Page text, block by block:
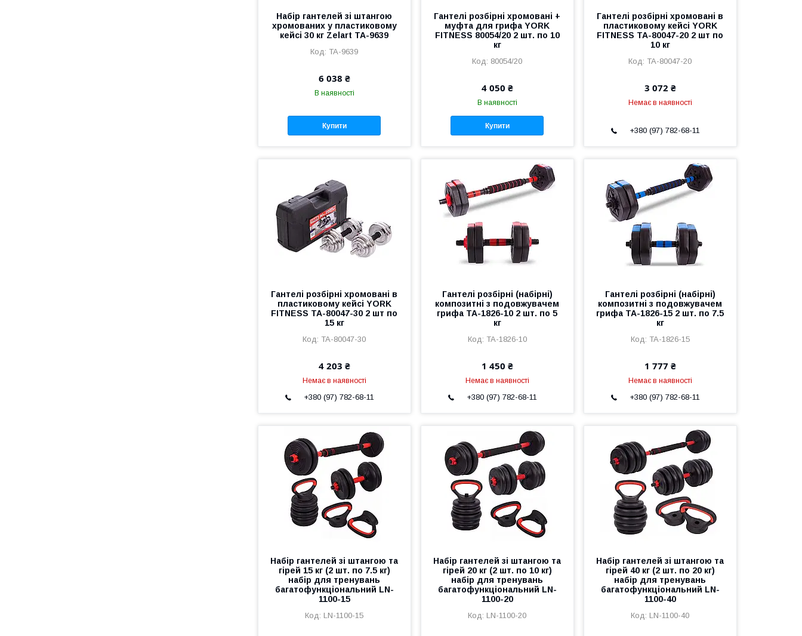
Набір гантелей зі штангою
хромованих у пластиковому
кейсі 30 кг Zelart TA-9639
TA-9639
6 038 ₴
В наявності
Купити
Гантелі розбірні хромовані +
муфта для грифа YORK
FITNESS 80054/20 2 шт. по 10
кг
80054/20
4 050 ₴
В наявності
Купити
Гантелі розбірні хромовані в
пластиковому кейсі YORK
FITNESS TA-80047-20 2 шт по
10 кг
TA-80047-20
3 072 ₴
Немає в наявності
+380 (97) 782-68-11
Гантелі розбірні хромовані в
пластиковому кейсі YORK
FITNESS TA-80047-30 2 шт по
15 кг
TA-80047-30
4 203 ₴
Немає в наявності
+380 (97) 782-68-11
Гантелі розбірні (набірні)
композитні з подовжувачем
грифа TA-1826-10 2 шт. по 5
кг
TA-1826-10
1 450 ₴
Немає в наявності
+380 (97) 782-68-11
Гантелі розбірні (набірні)
композитні з подовжувачем
грифа TA-1826-15 2 шт. по 7.5
кг
TA-1826-15
1 777 ₴
Немає в наявності
+380 (97) 782-68-11
Набір гантелей зі штангою та
гірей 15 кг (2 шт. по 7.5 кг)
набір для тренувань
багатофункціональний LN-
1100-15
LN-1100-15
Набір гантелей зі штангою та
гірей 20 кг (2 шт. по 10 кг)
набір для тренувань
багатофункціональний LN-
1100-20
LN-1100-20
Набір гантелей зі штангою та
гірей 40 кг (2 шт. по 20 кг)
набір для тренувань
багатофункціональний LN-
1100-40
LN-1100-40